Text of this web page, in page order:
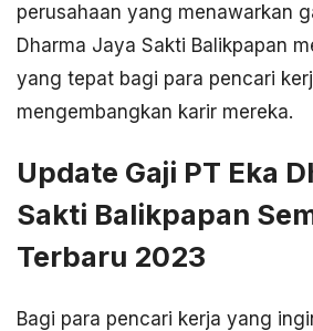
perusahaan yang menawarkan
Dharma Jaya Sakti Balikpapan
yang tepat bagi para pencari
mengembangkan karir mereka.
Update Gaji PT Eka
Sakti Balikpapan
Terbaru 2023
Bagi para pencari kerja yang